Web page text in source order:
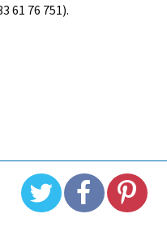
61 76 751).